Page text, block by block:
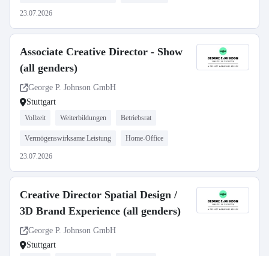
23.07.2026
Associate Creative Director - Show
(all genders)
George P. Johnson GmbH
Stuttgart
Vollzeit Weiterbildungen Betriebsrat
Vermögenswirksame Leistung Home-Office
23.07.2026
Creative Director Spatial Design /
3D Brand Experience (all genders)
George P. Johnson GmbH
Stuttgart